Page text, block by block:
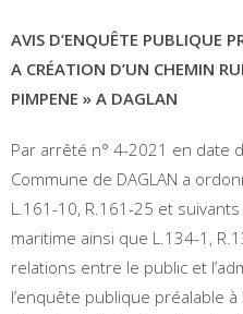
AVIS D’ENQUÊTE PUBLIQUE
A CRÉATION D’UN CHEMIN
PIMPENE » A DAGLAN
Par arrêté n° 4-2021 en date
Commune de DAGLAN a
L.161-10, R.161-25 et
maritime ainsi que L.134-1,
relations entre le public et
l’enquête publique préalable